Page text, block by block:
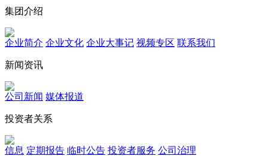
集团介绍
企业简介 企业文化 企业⼤事记 视频专区 联系我们
新闻资讯
公司新闻 媒体报道
投资者关系
信息 定期报告 临时公告 投资者服务 公司治理